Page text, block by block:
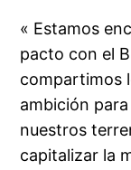
« Estamos
pacto con el
compartimos
ambición
nuestros
capitalizar la